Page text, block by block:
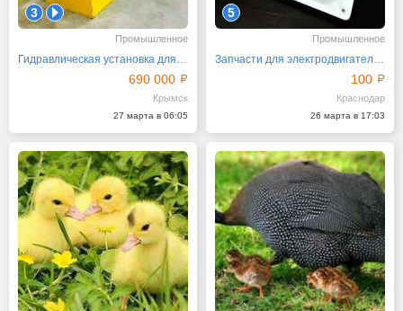
3 1
Промышленное
Гидравлическая установка для удаления бортовых колец
690 000
Крымск
27 марта в 06:05
5
Промышленное
Запчасти для электродвигателей, инструменты
100
Краснодар
26 марта в 17:03